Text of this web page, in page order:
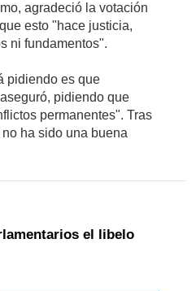
agradeció la votación
esto "hace justicia,
ni fundamentos".
pidiendo es que
pidiendo que
permanentes". Tras
ha sido una buena
el libelo